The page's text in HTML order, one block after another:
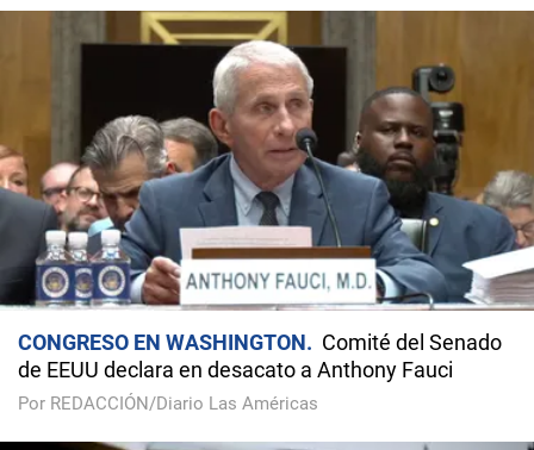
CONGRESO EN WASHINGTON
Comité del Senado
de EEUU declara en desacato a Anthony Fauci
Por REDACCIÓN/Diario Las Américas